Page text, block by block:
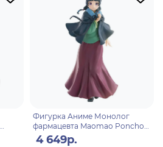
Фигурка Аниме Монолог
фармацевта Maomao Poncho
Маомао 20 см BP29487P
4 649р.